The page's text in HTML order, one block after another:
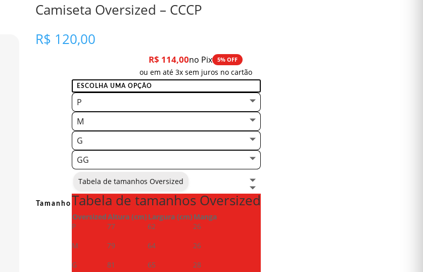
Camiseta Oversized – CCCP
R$ 120,00
R$ 114,00no Pix 5% OFF
ou em até 3x sem juros no cartão
Tamanho
P
M
G
GG
Tabela de tamanhos Oversized
Tabela de tamanhos Oversized
OversizedAltura (cm) Largura (cm) Manga
P
77 62
26
M
79 64
26
G
81 65
28